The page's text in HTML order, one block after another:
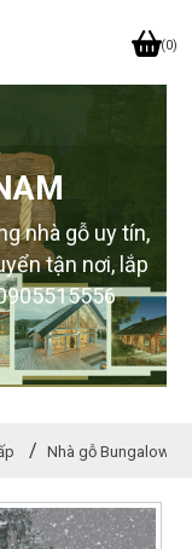
(0)
nhà gỗ uy tín,
tận nơi, lắp
0905515556
Nhà gỗ Bungalow